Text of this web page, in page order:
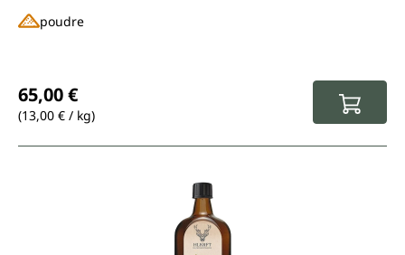
poudre
65,00 €
(13,00 € / kg)